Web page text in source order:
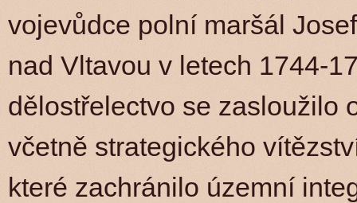
vojevůdce polní maršál
nad Vltavou v letech 1744-
dělostřelectvo se zasloužilo
včetně strategického
které zachránilo územní